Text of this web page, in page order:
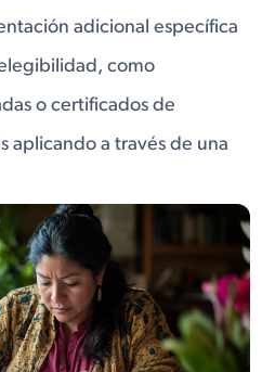
adicional específica
como
o certificados de
aplicando a través de una